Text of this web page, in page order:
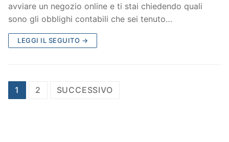
avviare un negozio online e ti stai chiedendo quali
sono gli obblighi contabili che sei tenuto…
LEGGI IL SEGUITO →
1 2 SUCCESSIVO